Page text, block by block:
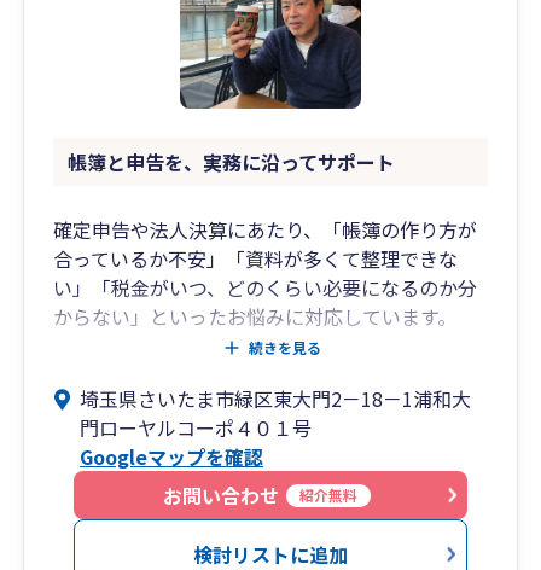
帳簿と申告を、実務に沿ってサポート
確定申告や法人決算にあたり、「帳簿の作り方が
合っているか不安」「資料が多くて整理できな
い」「税金がいつ、どのくらい必要になるのか分
からない」といったお悩みに対応しています。
心に、記帳内容の確認、申告書作成、経理体制の
見直しまで、実務に沿ってわかりやすくサポート
します。
弥生会計を利用した自計化支援、記帳代行、クラ
ウド会計の導入相談にも対応しています。専門用
続きを見る
埼玉県さいたま市緑区東大門2－18－1浦和大
門ローヤルコーポ４０１号
Googleマップを確認
お問い合わせ
紹介無料
検討リストに追加